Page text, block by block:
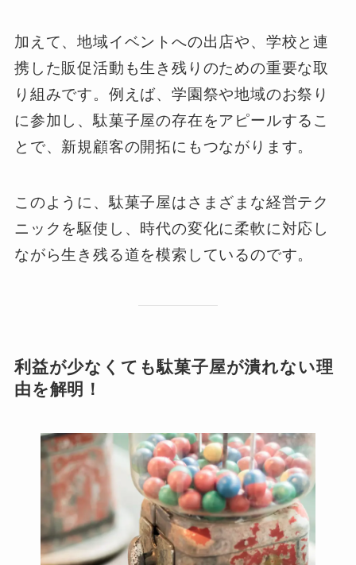
加えて、地域イベントへの出店や、学校と連
携した販促活動も生き残りのための重要な取
り組みです。例えば、学園祭や地域のお祭り
に参加し、駄菓子屋の存在をアピールするこ
とで、新規顧客の開拓にもつながります。
このように、駄菓子屋はさまざまな経営テク
ニックを駆使し、時代の変化に柔軟に対応し
ながら生き残る道を模索しているのです。
利益が少なくても駄菓子屋が潰れない理
由を解明！